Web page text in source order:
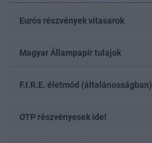
Eurós részvények vitasarok
Magyar Állampapír tulajok
F.I.R.E. életmód (általánosságban)
OTP részvényesek ide!